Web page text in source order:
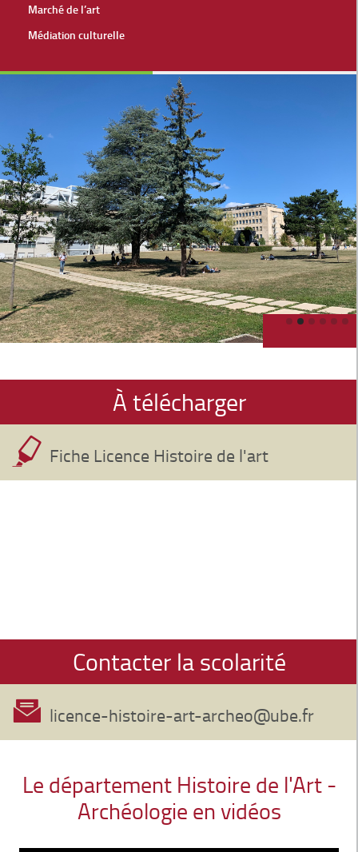
Marché de l’art
Médiation culturelle
À télécharger
Fiche Licence Histoire de l'art
Contacter la scolarité
licence-histoire-art-archeo@ube.fr
Le département Histoire de l'Art -
Archéologie en vidéos